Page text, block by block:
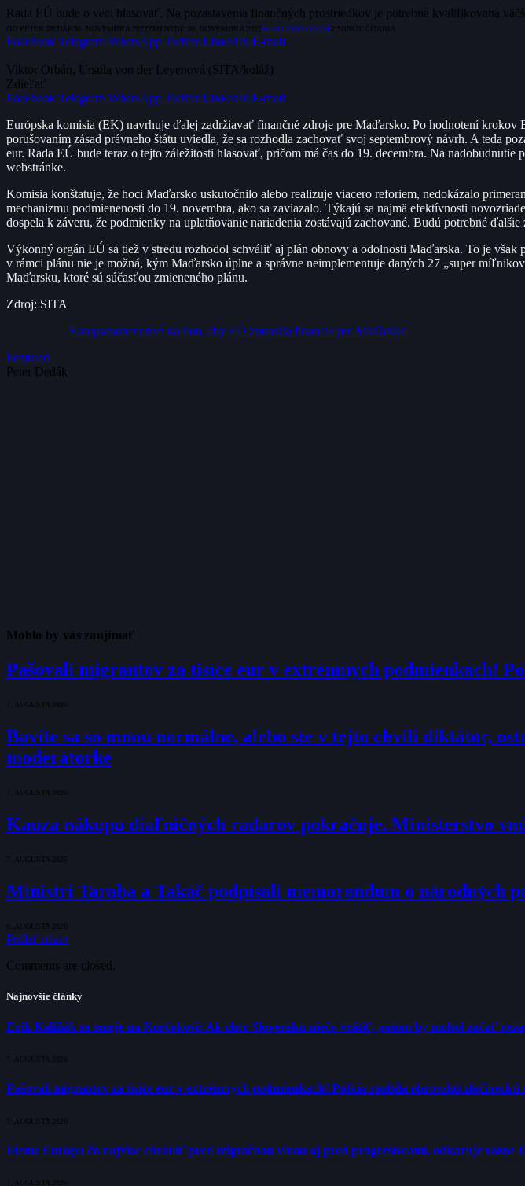
Rada EÚ bude o veci hlasovať. Na pozastavenia finančných prostriedkov je potrebná kvalifikovaná
OD PETER DEDÁK 30. NOVEMBRA 2022 ZMENENÉ: 30. NOVEMBRA 2022 NEKOMENTOVANÉ 2 MINÚT ČÍTANIA
Facebook Telegram WhatsApp Twitter LinkedIn E-mail
Viktor Orbán, Ursula von der Leyenová (SITA/koláž)
Zdieľať
Facebook Telegram WhatsApp Twitter LinkedIn E-mail
Európska komisia (EK) navrhuje ďalej zadržiavať finančné zdroje pre Maďarsko. Po hodnotení krokov
porušovaním zásad právneho štátu uviedla, že sa rozhodla zachovať svoj septembrový návrh. A teda
eur. Rada EÚ bude teraz o tejto záležitosti hlasovať, pričom má čas do 19. decembra. Na
webstránke.
Komisia konštatuje, že hoci Maďarsko uskutočnilo alebo realizuje viacero reforiem, nedokázalo
mechanizmu podmienenosti do 19. novembra, ako sa zaviazalo. Týkajú sa najmä efektívnosti
dospela k záveru, že podmienky na uplatňovanie nariadenia zostávajú zachované. Budú potrebné
Výkonný orgán EÚ sa tiež v stredu rozhodol schváliť aj plán obnovy a odolnosti Maďarska. To je
v rámci plánu nie je možná, kým Maďarsko úplne a správne neimplementuje daných 27 „super
Maďarsku, ktoré sú súčasťou zmieneného plánu.
Zdroj: SITA
Europarlament trvá na tom, aby EÚ zmrazila financie pre Maďarsko
Featured
Peter Dedák
Mohlo by vás zaujímať
Pašovali migrantov za tisíce eur v extrémnych podmienkach!
7. AUGUSTA 2026
Bavíte sa so mnou normálne, alebo ste v tejto chvíli diktátor,
moderátorke
7. AUGUSTA 2026
Kauza nákupu diaľničných radarov pokračuje. Ministerstvo
7. AUGUSTA 2026
Ministri Taraba a Takáč podpísali memorandum o národných
6. AUGUSTA 2026
Pridať názor
Comments are closed.
Najnovšie články
Erik Kaliňák sa smeje na Korčokovi: Ak chce Slovensku niečo vrátiť, potom by mohol začať
7. AUGUSTA 2026
Pašovali migrantov za tisíce eur v extrémnych podmienkach! Polícia rozbila obrovskú zločineckú
7. AUGUSTA 2026
Ideme Európu čo najviac chrániť pred migračnou vlnou aj pred progresívcami, odkazuje rázne
7. AUGUSTA 2026